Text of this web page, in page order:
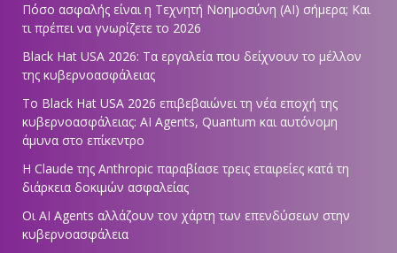
Πόσο ασφαλής είναι η Τεχνητή Νοημοσύνη (AI) σήμερα; Και
τι πρέπει να γνωρίζετε το 2026
Black Hat USA 2026: Τα εργαλεία που δείχνουν το μέλλον
της κυβερνοασφάλειας
Το Black Hat USA 2026 επιβεβαιώνει τη νέα εποχή της
κυβερνοασφάλειας: AI Agents, Quantum και αυτόνομη
άμυνα στο επίκεντρο
Η Claude της Anthropic παραβίασε τρεις εταιρείες κατά τη
διάρκεια δοκιμών ασφαλείας
Οι AI Agents αλλάζουν τον χάρτη των επενδύσεων στην
κυβερνοασφάλεια